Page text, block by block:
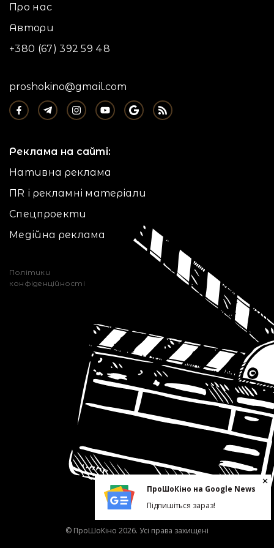
Про нас
Автори
+380 (67) 392 59 48
proshokino@gmail.com
Реклама на сайті:
Нативна реклама
ПR і рекламні матеріали
Спецпроекти
Медійна реклама
Політики
конфіденційності
© ПроШоКіно 2026. Усі права захищені
ПроШоКіно на Google News
Підпишіться зараз!